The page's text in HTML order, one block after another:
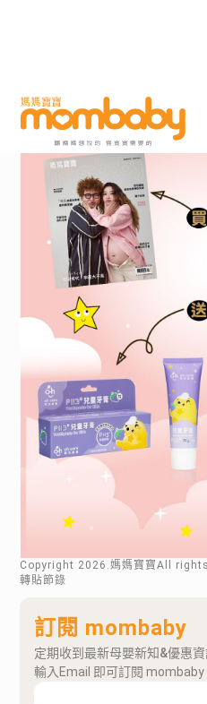
Copyright 2026 .媽媽寶寶All
轉貼節錄
訂閱 mombaby
定期收到最新母嬰新知&優惠資
輸入Email 即可訂閱 mombaby